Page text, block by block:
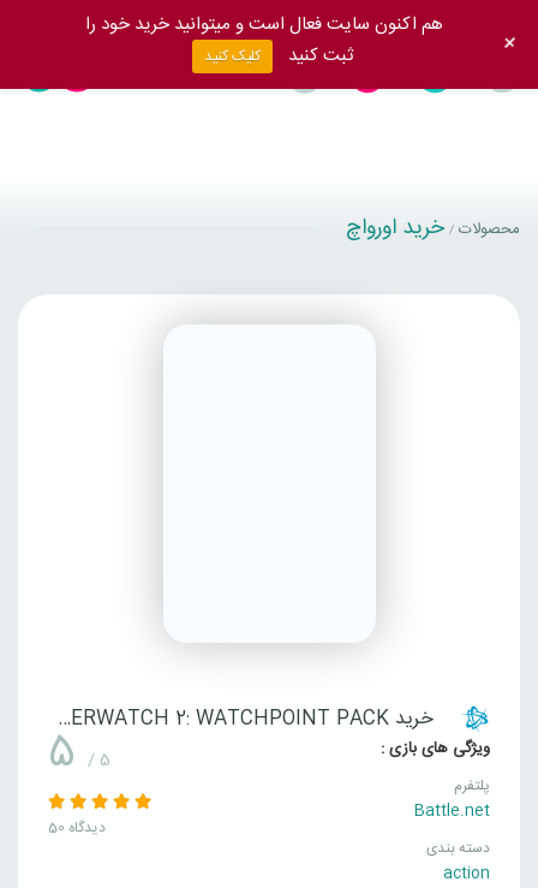
محصولات / خرید اورواچ
خرید OVERWATCH 2: WATCHPOINT PACK
ویژگی های بازی :
پلتفرم
Battle.net
دسته بندی
action
5 / 5
50 دیدگاه
هم اکنون سایت فعال است و میتوانید خرید خود را
ثبت کنید
کلیک کنید +